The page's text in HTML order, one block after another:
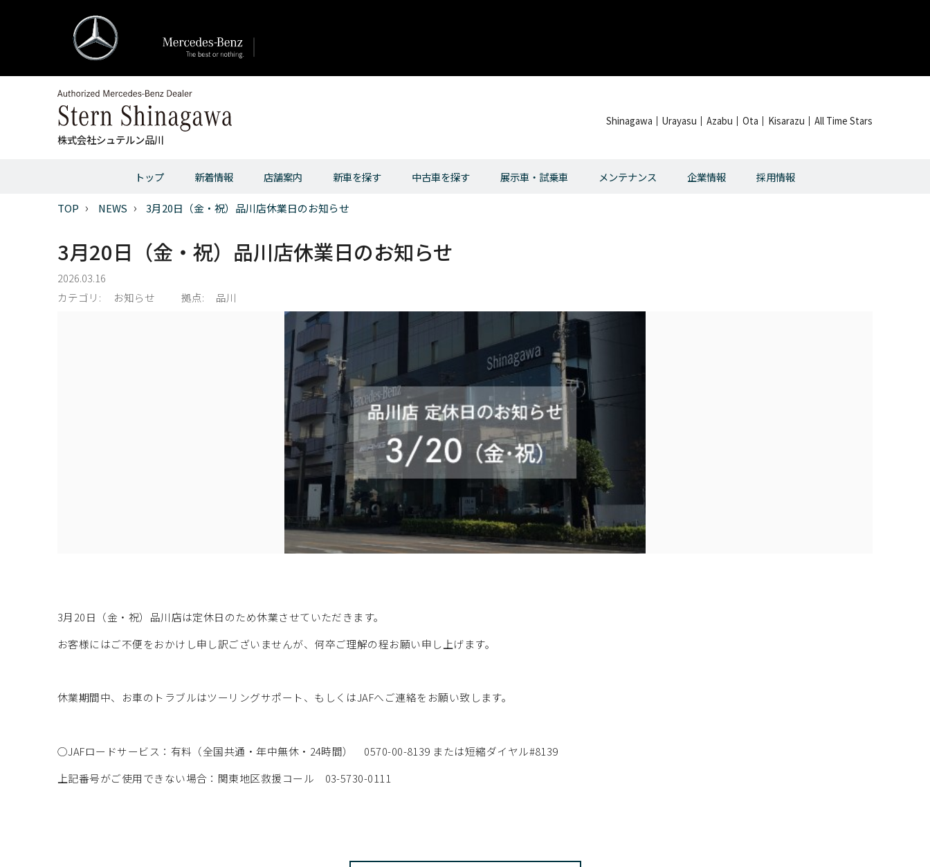
株式会社シュテルン品川
Shinagawa Urayasu Azabu Ota Kisarazu All Time Stars
トップ 新着情報 店舗案内 新車を探す 中古車を探す 展示車・試乗車 メンテナンス 企業情報 採用情報
TOP NEWS 3月20日（金・祝）品川店休業日のお知らせ
3月20日（金・祝）品川店休業日のお知らせ
2026.03.16
カテゴリ:
お知らせ 拠点: 品川
3月20日（金・祝）品川店は定休日のため休業させていただきます。
お客様にはご不便をおかけし申し訳ございませんが、何卒ご理解の程お願い申し上げます。
休業期間中、お車のトラブルはツーリングサポート、もしくはJAFへご連絡をお願い致します。
○JAFロードサービス：有料（全国共通・年中無休・24時間） 0570-00-8139 または短縮ダイヤル#8139
上記番号がご使用できない場合：関東地区救援コール 03-5730-0111